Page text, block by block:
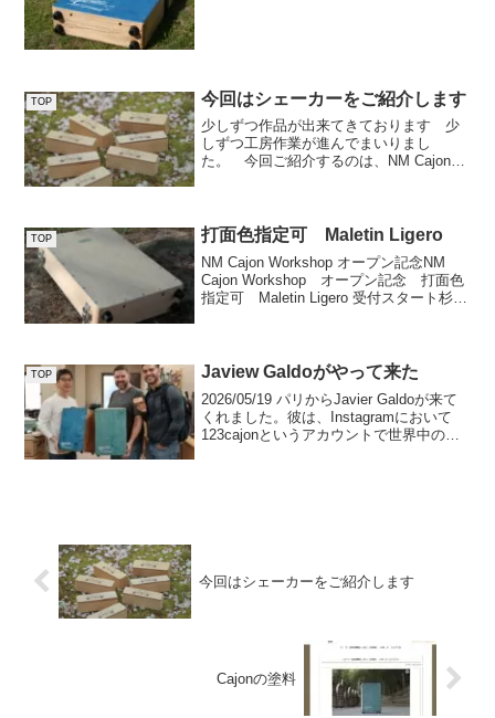
TOP 今回はシェーカーをご紹介します
少しずつ作品が出来てきております 少
しずつ工房作業が進んでまいりまし
た。 今回ご紹介するのは、NM Cajon
なさんのお手...
TOP 打面色指定可 Maletin Ligero
NM Cajon Workshop オープン記念NM
Cajon Workshop オープン記念 打面色
指定可 Maletin Ligero 受付スタート杉材
TOP Jaview Galdoがやって来た
2026/05/19 パリからJavier Galdoが来て
くれました。彼は、Instagramにおいて
123cajonというアカウントで世界中のカ
今回はシェーカーをご紹介します
Cajonの塗料